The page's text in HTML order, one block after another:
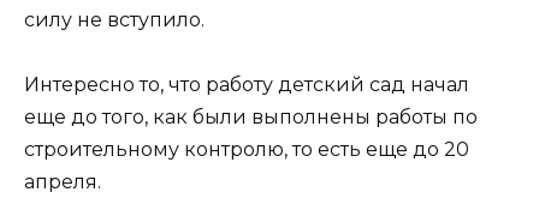
силу не вступило.
Интересно то, что работу детский сад начал
еще до того, как были выполнены работы по
строительному контролю, то есть еще до 20
апреля.